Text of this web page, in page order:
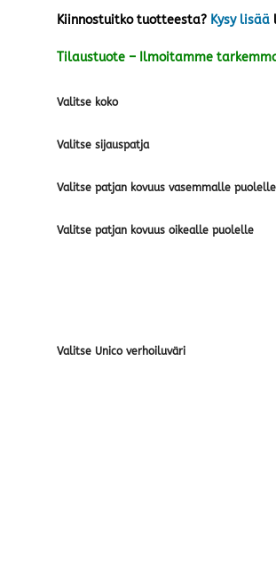
Kiinnostuitko tuotteesta? Kysy lisää
Tilaustuote – Ilmoitamme
Valitse koko
Valitse sijauspatja
Valitse patjan kovuus vasemmalle puolelle
Valitse patjan kovuus oikealle puolelle
Valitse Unico verhoiluväri